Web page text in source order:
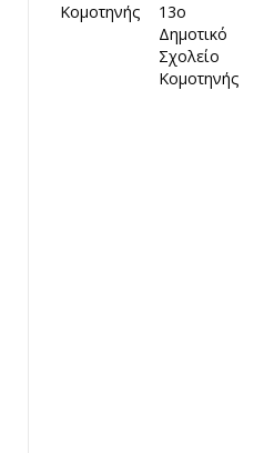
Κομοτηνής
13ο
Δημοτικό
Σχολείο
Κομοτηνής